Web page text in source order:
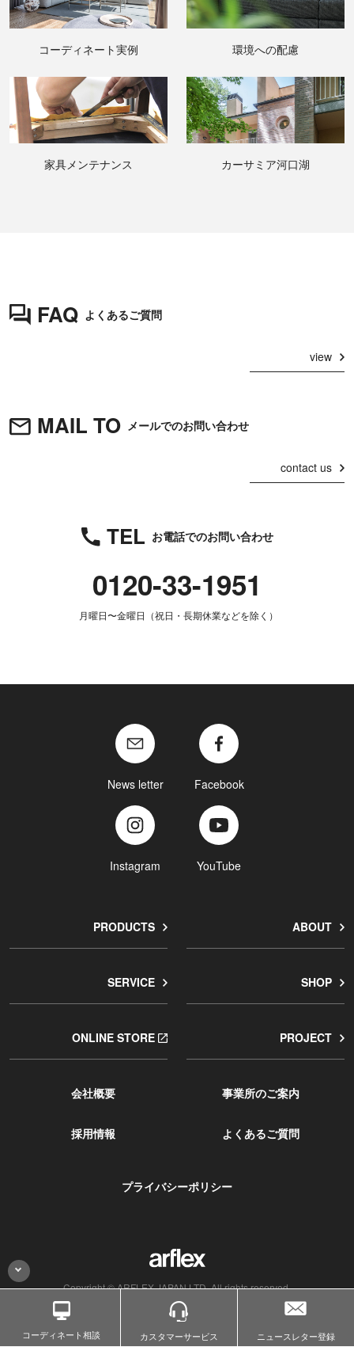
コーディネート実例 環境への配慮
家具メンテナンス カーサミア河口湖
FAQ よくあるご質問
view
MAIL TO メールでのお問い合わせ
contact us
TEL お電話でのお問い合わせ
0120-33-1951
月曜日〜金曜日（祝日・長期休業などを除く）
News letter Facebook
Instagram YouTube
PRODUCTS ABOUT
SERVICE SHOP
ONLINE STORE PROJECT
会社概要 事業所のご案内
採用情報 よくあるご質問
プライバシーポリシー
Copyright © ARFLEX JAPAN LTD. All rights reserved.
コーディネート相談 カスタマーサービス ニュースレター登録